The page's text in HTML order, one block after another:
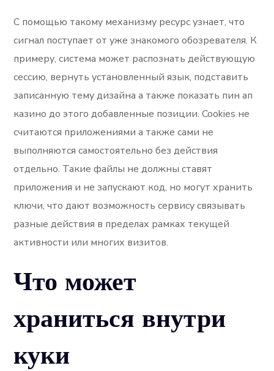
С помощью такому механизму ресурс узнает, что
сигнал поступает от уже знакомого обозревателя. К
примеру, система может распознать действующую
сессию, вернуть установленный язык, подставить
записанную тему дизайна а также показать пин ап
казино до этого добавленные позиции. Cookies не
считаются приложениями а также сами не
выполняются самостоятельно без действия
отдельно. Такие файлы не должны ставят
приложения и не запускают код, но могут хранить
ключи, что дают возможность сервису связывать
разные действия в пределах рамках текущей
активности или многих визитов.
Что может
храниться внутри
куки